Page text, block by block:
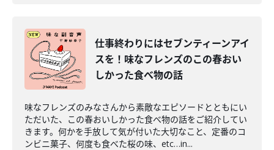
仕事終わりにはセブンティーンアイ
スを！味なフレンズのこの春おい
しかった食べ物の話
味なフレンズのみなさんから素敵なエピソードとともにい
ただいた、この春おいしかった食べ物の話をご紹介してい
きます。何かを手放して気が付いた大切なこと、定番のコ
ンビニ菓子、何度も食べた桜の味、etc…in...